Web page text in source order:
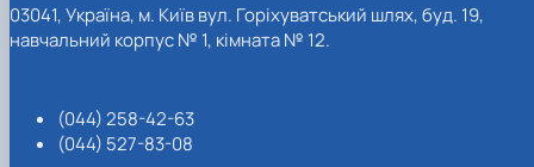
03041, Україна, м. Київ вул. Горіхуватський шлях, буд. 19,
навчальний корпус № 1, кімната № 12.
(044) 258-42-63
(044) 527-83-08